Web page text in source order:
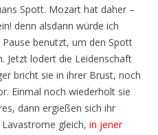
Spott. Mozart hat daher –
denn alsdann würde ich
benutzt, um den Spott
Jetzt lodert die Leidenschaft
bricht sie in ihrer Brust, noch
Einmal noch wiederholt sie
dann ergießen sich ihr
gleich, in jener